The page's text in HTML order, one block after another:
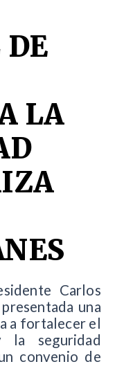
LA
Carlos
una
a fortalecer el
seguridad
convenio de